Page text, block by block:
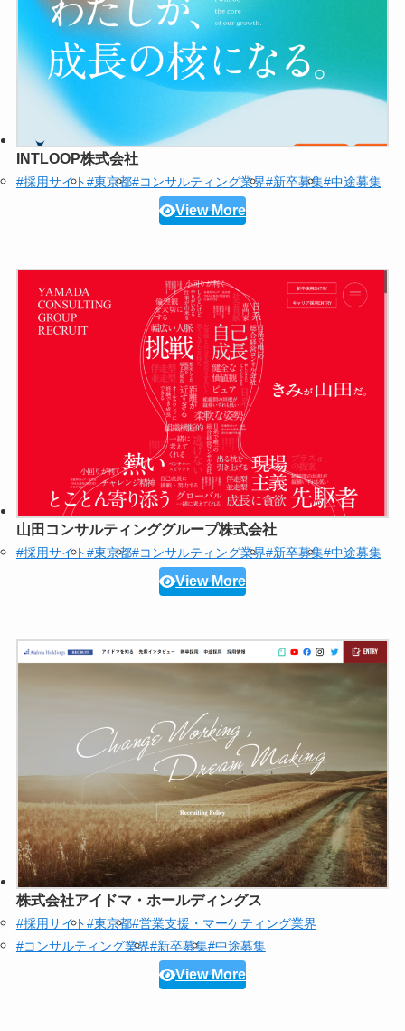
INTLOOP株式会社
#採用サイト#東京都#コンサルティング業界#新卒募集#中途募集
View More
山田コンサルティンググループ株式会社
#採用サイト#東京都#コンサルティング業界#新卒募集#中途募集
View More
株式会社アイドマ・ホールディングス
#採用サイト#東京都#営業支援・マーケティング業界
#コンサルティング業界#新卒募集#中途募集
View More